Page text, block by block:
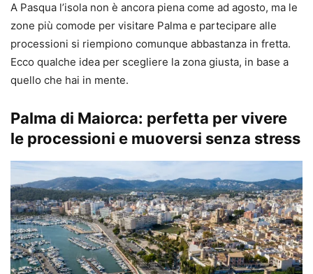
A Pasqua l’isola non è ancora piena come ad agosto, ma le
zone più comode per visitare Palma e partecipare alle
processioni si riempiono comunque abbastanza in fretta.
Ecco qualche idea per scegliere la zona giusta, in base a
quello che hai in mente.
Palma di Maiorca: perfetta per vivere
le processioni e muoversi senza stress